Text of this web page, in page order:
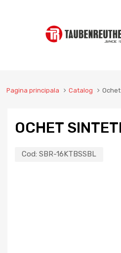
Pagina principala Catalog
OCHET
Cod: SBR-16KTBSSBL